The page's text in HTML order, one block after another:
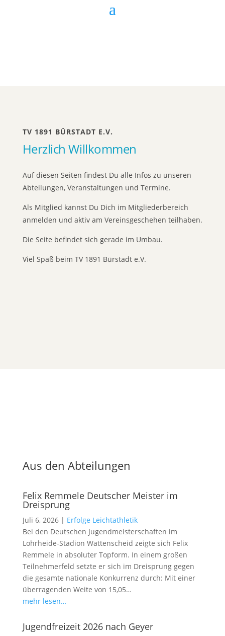
TV 1891 BÜRSTADT E.V.
Herzlich Willkommen
Auf diesen Seiten findest Du alle Infos zu unseren
Abteilungen, Veranstaltungen und Termine.
Als Mitglied kannst Du Dich im Mitgliederbereich
anmelden und aktiv am Vereinsgeschehen teilhaben.
Die Seite befindet sich gerade im Umbau.
Viel Spaß beim TV 1891 Bürstadt e.V.
Aus den Abteilungen
Felix Remmele Deutscher Meister im
Dreisprung
Juli 6, 2026| Erfolge Leichtathletik
Bei den Deutschen Jugendmeisterschaften im
Lohrheide-Stadion Wattenscheid zeigte sich Felix
Remmele in absoluter Topform. In einem großen
Teilnehmerfeld setzte er sich im Dreisprung gegen
die gesamte nationale Konkurrenz durch: Mit einer
überragenden Weite von 15,05…
mehr lesen…
Jugendfreizeit 2026 nach Geyer